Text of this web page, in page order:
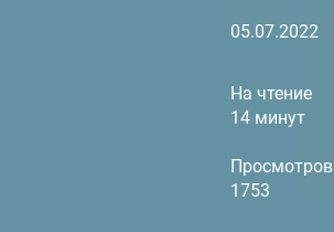
05.07.2022
На чтение
14 минут
Просмотров
1753